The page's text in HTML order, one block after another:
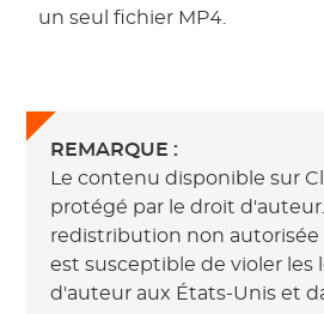
un seul fichier MP4.
REMARQUE :
Le contenu disponible sur
protégé par le droit
redistribution non
est susceptible de violer les
d'auteur aux États-Unis et